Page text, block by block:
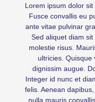
Lorem ipsum dolor
Fusce convallis eu
ante vitae pulvinar
Sed aliquet diam
molestie risus.
ultricies. Quisque
dignissim augue.
Integer id nunc et
felis. Aenean
nulla mauris